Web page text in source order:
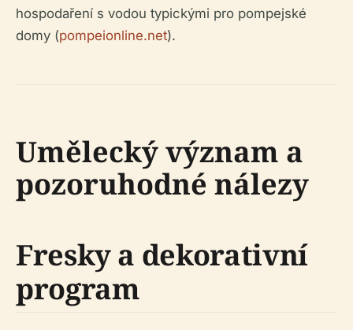
hospodaření s vodou typickými pro pompejské
domy (pompeionline.net).
Umělecký význam a
pozoruhodné nálezy
Fresky a dekorativní
program